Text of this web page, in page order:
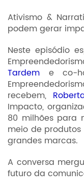
Ativismo &
podem gerar
Neste episódio
Tardem e co-
recebem,
Impacto,
80 milhões para
meio de
grandes marcas.
A conversa
futuro da